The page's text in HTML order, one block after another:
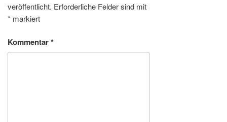
veröffentlicht. Erforderliche Felder sind mit
* markiert
Kommentar*